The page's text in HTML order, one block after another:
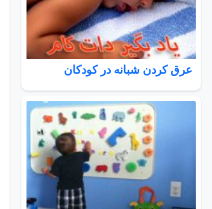
عرق کردن شبانه در کودکان